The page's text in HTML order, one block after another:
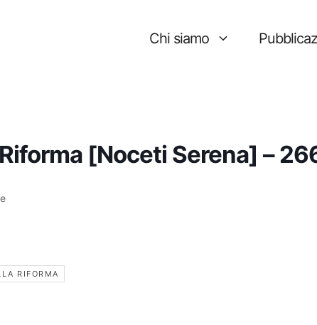
Chi siamo
[Noceti Serena] –
RIFORMA